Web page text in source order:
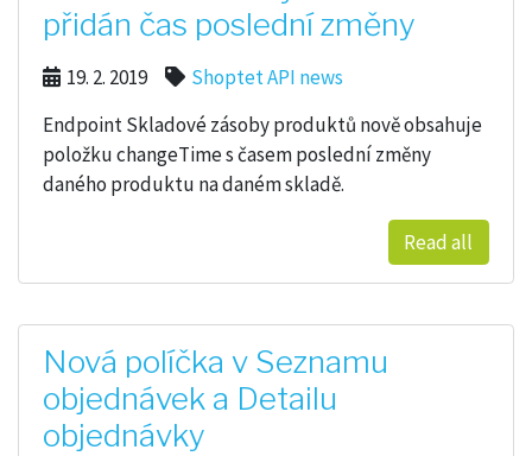
přidán čas poslední změny
19. 2. 2019
Shoptet API news
Endpoint Skladové zásoby produktů nově obsahuje
položku changeTime s časem poslední změny
daného produktu na daném skladě.
Read all
Nová políčka v Seznamu
objednávek a Detailu
objednávky